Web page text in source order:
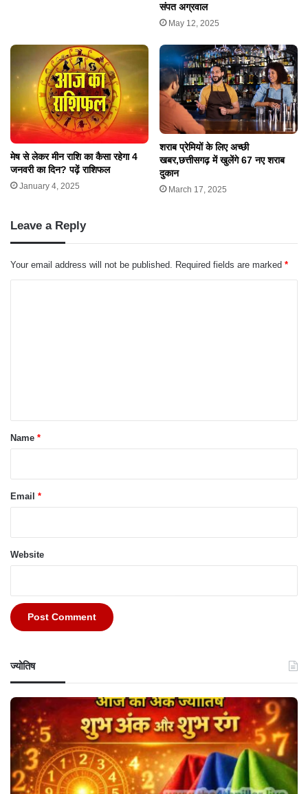
संपत अग्रवाल
May 12, 2025
मेष से लेकर मीन राशि का कैसा रहेगा 4
जनवरी का दिन? पढ़ें राशिफल
January 4, 2025
शराब प्रेमियों के लिए अच्छी
खबर,छत्तीसगढ़ में खुलेंगे 67 नए शराब
दुकान
March 17, 2025
Leave a Reply
Your email address will not be published. Required fields are marked *
*Name *
Email *
Website
ज्योतिष